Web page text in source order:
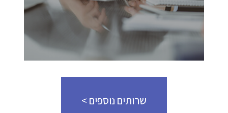
שרותים נוספים >